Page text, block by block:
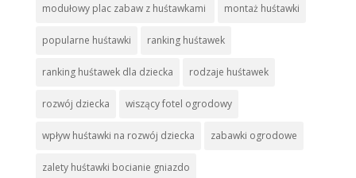
modułowy plac zabaw z huśtawkami montaż huśtawki
popularne huśtawki ranking huśtawek
ranking huśtawek dla dziecka rodzaje huśtawek
rozwój dziecka wiszący fotel ogrodowy
wpływ huśtawki na rozwój dziecka zabawki ogrodowe
zalety huśtawki bocianie gniazdo